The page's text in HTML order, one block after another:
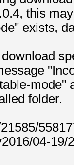
this
exists,
mode"
folder.
04-